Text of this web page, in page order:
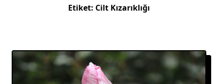
Etiket: Cilt Kızarıklığı